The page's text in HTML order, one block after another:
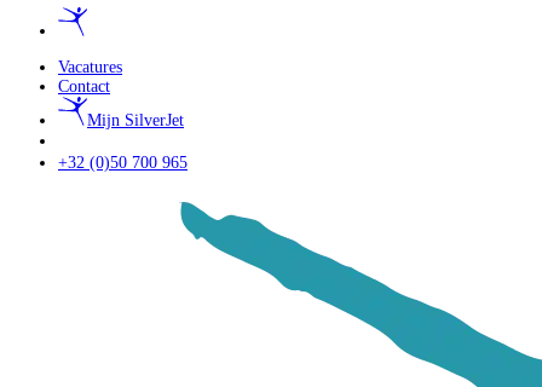
Vacatures
Contact
Mijn SilverJet
+32 (0)50 700 965